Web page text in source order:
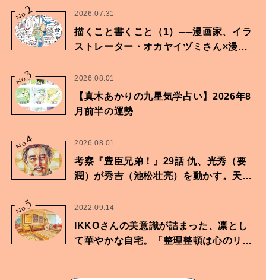
No.2 2026.07.31
描くこと書くこと（1）──漫画家、イラ
ストレーター・オカヤイヅミさん×漫画
No.
3 2026.08.01
【真木あかりの九星気学占い】2026年8
月前半の運勢
No.
4 2026.08.01
考察『豊臣兄弟！』29話 仇、光秀（要
潤）が秀吉（池松壮亮）を動かす。天下
No.
5 2022.09.14
IKKOさんの美意識が詰まった、凛とし
て華やかな自宅。「整理整頓は心のリズ